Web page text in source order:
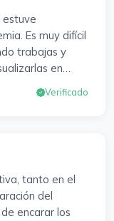
estuve
Es muy difícil
trabajas y
en
necesario, se
de estudio
para
ofrecieron a
preguntas del
y Pablo.
Verificado
tanto en el
del
encarar los